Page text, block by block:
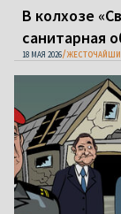
В колхозе
санитарная
18 МАЯ 2026